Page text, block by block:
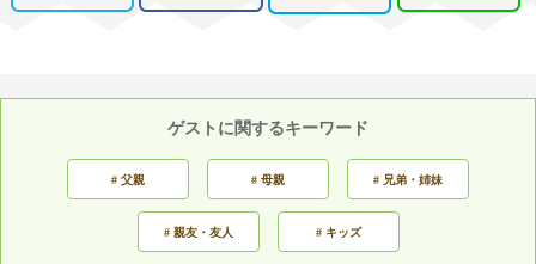
ゲストに関するキーワード
# 父親 # 母親 # 兄弟・姉妹
# 親友・友人 # キッズ